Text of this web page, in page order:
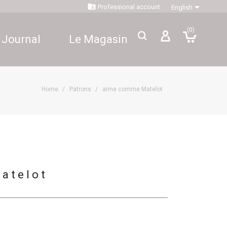
Journal Le Magasin
 Professional account English
(0)
Home Patrons aime comme Matelot